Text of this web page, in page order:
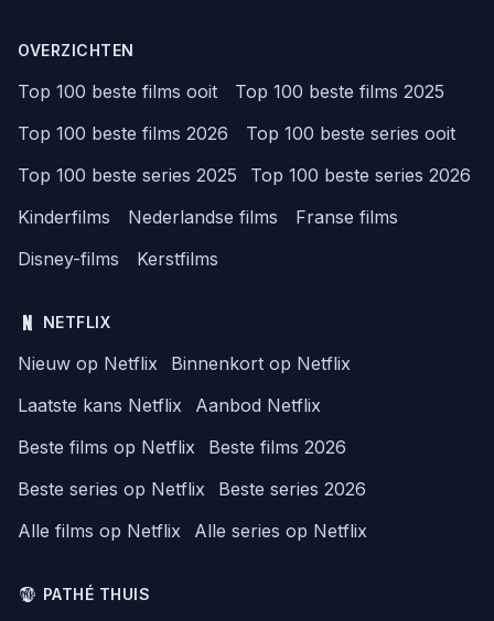
OVERZICHTEN
Top 100 beste films ooit
Top 100 beste films 2025
Top 100 beste films 2026
Top 100 beste series ooit
Top 100 beste series 2025
Top 100 beste series 2026
Kinderfilms
Nederlandse films
Franse films
Disney-films
Kerstfilms
NETFLIX
Nieuw op Netflix
Binnenkort op Netflix
Laatste kans Netflix
Aanbod Netflix
Beste films op Netflix
Beste films 2026
Beste series op Netflix
Beste series 2026
Alle films op Netflix
Alle series op Netflix
PATHÉ THUIS